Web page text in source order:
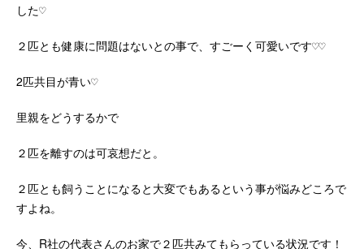
した♡
２匹とも健康に問題はないとの事で、すごーく可愛いです♡♡
2匹共目が青い♡
里親をどうするかで
２匹を離すのは可哀想だと。
２匹とも飼うことになると大変でもあるという事が悩みどころで
すよね。
今、R社の代表さんのお家で２匹共みてもらっている状況です！